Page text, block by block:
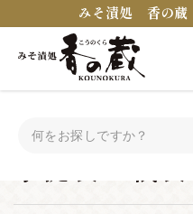
みそ漬処 香の蔵